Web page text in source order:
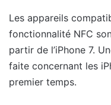
Les appareils
fonctionnalité NFC
partir de l’iPhone 7.
faite concernant les
premier temps.